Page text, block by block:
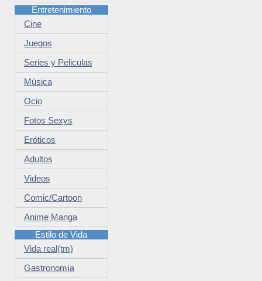
Entretenimiento
Cine
Juegos
Series y Peliculas
Música
Ocio
Fotos Sexys
Eróticos
Adultos
Videos
Comic/Cartoon
Anime Manga
Estilo de Vida
Vida real(tm)
Gastronomía